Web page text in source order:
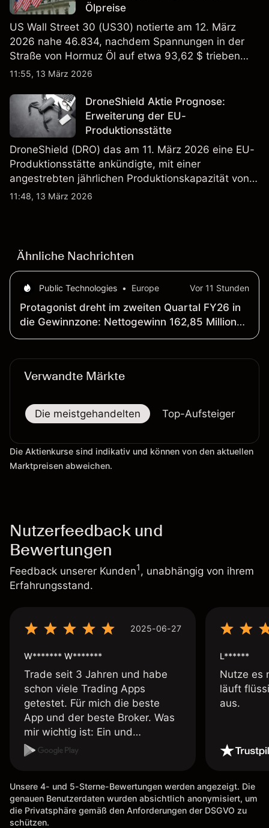
Ölpreise
US Wall Street 30 (US30) notierte am 12. März
2026 nahe 46.834, nachdem Spannungen in der
Straße von Hormuz Öl auf etwa 93,62 $ trieben
und die US-Arbeitslosigkeit auf 4,4% stieg. Die
verlässlicher Indikator für zukünftige Ergebnisse.
11:55, 13 März 2026
DroneShield Aktie Prognose:
Erweiterung der EU-
Produktionsstätte
DroneShield (DRO) das am 11. März 2026 eine EU-
Produktionsstätte ankündigte, mit einer
angestrebten jährlichen Produktionskapazität von
etwa 2,4 Mrd. AUD bis Ende 2026. Die
11:48, 13 März 2026
Ähnliche Nachrichten
Public Technologies • Europe Vor 11 Stunden
Protagonist dreht im zweiten Quartal FY26 in
die Gewinnzone: Nettogewinn 162,85 Millionen
US-Dollar; Umsatz 213,48 Millionen US-Dollar
Verwandte Märkte
Die meistgehandelten Top-Aufsteiger
Die Aktienkurse sind indikativ und können von den aktuellen
Marktpreisen abweichen.
Nutzerfeedback und
Bewertungen
Feedback unserer Kunden1, unabhängig von ihrem
Erfahrungsstand.
2025-06-27
W******* W*******
Trade seit 3 Jahren und habe
schon viele Trading Apps
getestet. Für mich die beste
App und der beste Broker. Was
mir wichtig ist: Ein und
Auszahlungen per Kreditkarte
möglich. Berichte, Auszüge OK.
Eine Diagrammfunktion wie es
bei Naga ist wäre
L******
Nutze es
läuft
aus.
Unsere 4- und 5-Sterne-Bewertungen werden angezeigt. Die
genauen Benutzerdaten wurden absichtlich anonymisiert, um
die Privatsphäre gemäß den Anforderungen der DSGVO zu
schützen.